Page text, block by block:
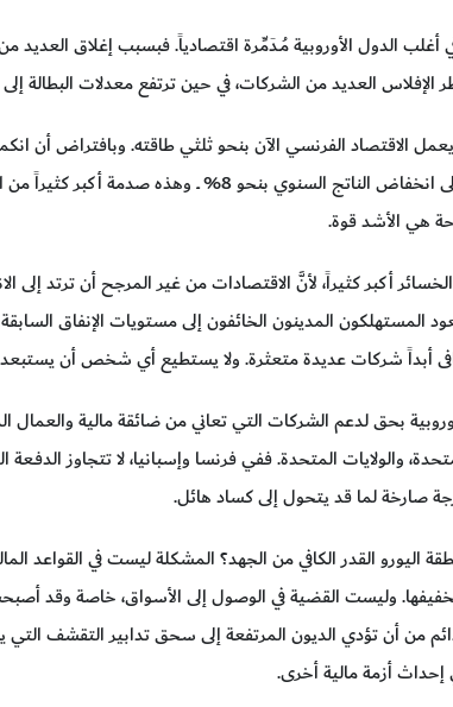
الدول الأوروبية مُـدَمِّرة اقتصادياً. فبسبب إغلاق العديد
الإفلاس العديد من الشركات، في حين ترتفع معدلات البطالة
الاقتصاد الفرنسي الآن بنحو ثلثي طاقته. وبافتراض أن
هي الأشد قوة.
أكبر كثيراً، لأنَّ الاقتصادات من غير المرجح أن ترتد
المستهلكون المدينون الخائفون إلى مستويات الإنفاق
أبداً شركات عديدة متعثرة. ولا يستطيع أي شخص أن يستبعد
بحق لدعم الشركات التي تعاني من ضائقة مالية
صارخة لما قد يتحول إلى كساد هائل.
اليورو القدر الكافي من الجهد؟ المشكلة ليست في القواعد
وليست القضية في الوصول إلى الأسواق، خاصة وقد
من أن تؤدي الديون المرتفعة إلى سحق تدابير التقشف التي
إحداث أزمة مالية أخرى.